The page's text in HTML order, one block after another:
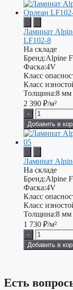
Ламинат
LF102-8
На складе
Бренд:Alpine
Фаска:4V
Класс
Класс
Толщина:8 мм
2 390 ₽/м²
-
Добавить в
Ламинат
На складе
Бренд:Alpine
Фаска:4V
Класс
Класс
Толщина:8 мм
1 730 ₽/м²
-
Добавить в
Есть